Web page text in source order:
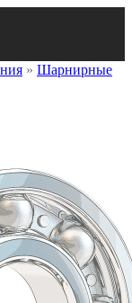
» Шарнирные